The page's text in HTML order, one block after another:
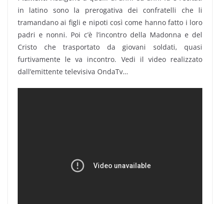
in latino sono la prerogativa dei confratelli che li
tramandano ai figli e nipoti così come hanno fatto i loro
padri e nonni. Poi c’è l’incontro della Madonna e del
Cristo che trasportato da giovani soldati, quasi
furtivamente le va incontro. Vedi il video realizzato
dall’emittente televisiva OndaTv…